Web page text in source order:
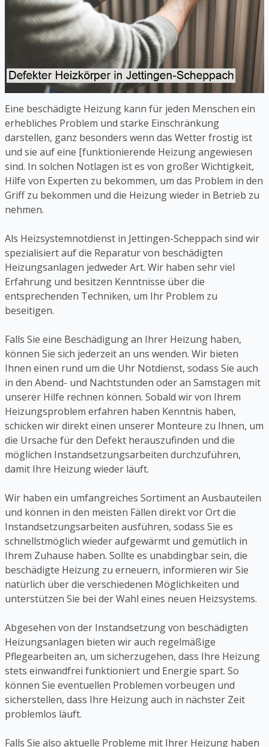
Eine beschädigte Heizung kann für jeden Menschen ein
erhebliches Problem und starke Einschränkung
darstellen, ganz besonders wenn das Wetter frostig ist
und sie auf eine [funktionierende Heizung angewiesen
sind. In solchen Notlagen ist es von großer Wichtigkeit,
Hilfe von Experten zu bekommen, um das Problem in den
Griff zu bekommen und die Heizung wieder in Betrieb zu
nehmen.
Als Heizsystemnotdienst in Jettingen-Scheppach sind wir
spezialisiert auf die Reparatur von beschädigten
Heizungsanlagen jedweder Art. Wir haben sehr viel
Erfahrung und besitzen Kenntnisse über die
entsprechenden Techniken, um Ihr Problem zu
beseitigen.
Falls Sie eine Beschädigung an Ihrer Heizung haben,
können Sie sich jederzeit an uns wenden. Wir bieten
Ihnen einen rund um die Uhr Notdienst, sodass Sie auch
in den Abend- und Nachtstunden oder an Samstagen mit
unserer Hilfe rechnen können. Sobald wir von Ihrem
Heizungsproblem erfahren haben Kenntnis haben,
schicken wir direkt einen unserer Monteure zu Ihnen, um
die Ursache für den Defekt herauszufinden und die
möglichen Instandsetzungsarbeiten durchzuführen,
damit Ihre Heizung wieder läuft.
Wir haben ein umfangreiches Sortiment an Ausbauteilen
und können in den meisten Fällen direkt vor Ort die
Instandsetzungsarbeiten ausführen, sodass Sie es
schnellstmöglich wieder aufgewärmt und gemütlich in
Ihrem Zuhause haben. Sollte es unabdingbar sein, die
beschädigte Heizung zu erneuern, informieren wir Sie
natürlich über die verschiedenen Möglichkeiten und
unterstützen Sie bei der Wahl eines neuen Heizsystems.
Abgesehen von der Instandsetzung von beschädigten
Heizungsanlagen bieten wir auch regelmäßige
Pflegearbeiten an, um sicherzugehen, dass Ihre Heizung
stets einwandfrei funktioniert und Energie spart. So
können Sie eventuellen Problemen vorbeugen und
sicherstellen, dass Ihre Heizung auch in nächster Zeit
problemlos läuft.
Falls Sie also aktuelle Probleme mit Ihrer Heizung haben